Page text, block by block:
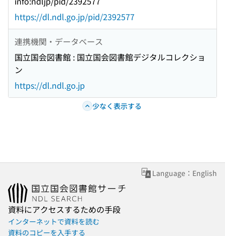
https://dl.ndl.go.jp/pid/2392577
連携機関・データベース
国立国会図書館 : 国立国会図書館デジタルコレクショ
ン
https://dl.ndl.go.jp
少なく表示する
Language：English
資料にアクセスするための手段
インターネットで資料を読む
資料のコピーを入手する